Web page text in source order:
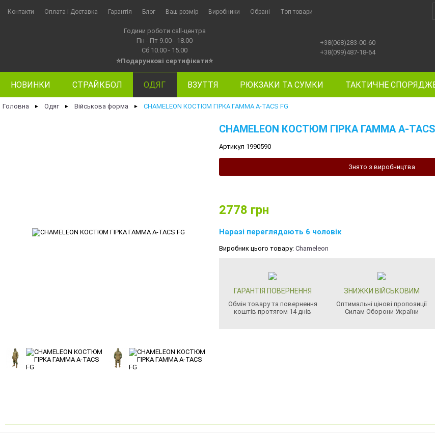
Контакти Оплата i Доставка Гарантія Блог Ваш розмір Виробники Обрані Топ товари
Години роботи call-центра
Пн - Пт 9.00 - 18.00
Сб 10.00 - 15.00
⭐Подарункові сертифікати⭐
+38(068)283-00-60
+38(099)487-18-64
НОВИНКИ СТРАЙКБОЛ ОДЯГ ВЗУТТЯ РЮКЗАКИ ТА СУМКИ ТАКТИЧНЕ
Головна ► Одяг ► Військова форма ► CHAMELEON КОСТЮМ ГІРКА ГАММА A-TACS FG
CHAMELEON КОСТЮМ ГІРКА ГАММА A-TACS
Артикул 1990590
Знято з виробництва
2778 грн
Наразі переглядають 6 чоловік
Виробник цього товару: Chameleon
ГАРАНТІЯ ПОВЕРНЕННЯ
Обмін товару та повернення
коштів протягом 14 днів
ЗНИЖКИ ВІЙСЬКОВИМ
Оптимальні цінові пропозиції
Силам Оборони України